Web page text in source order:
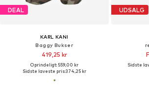
DEAL
KARL KANI
Baggy Bukser
419,25 kr
Oprindeligt: 559,00 kr
Sidste laveste pris:374,25 kr
UDSALG
Sidste